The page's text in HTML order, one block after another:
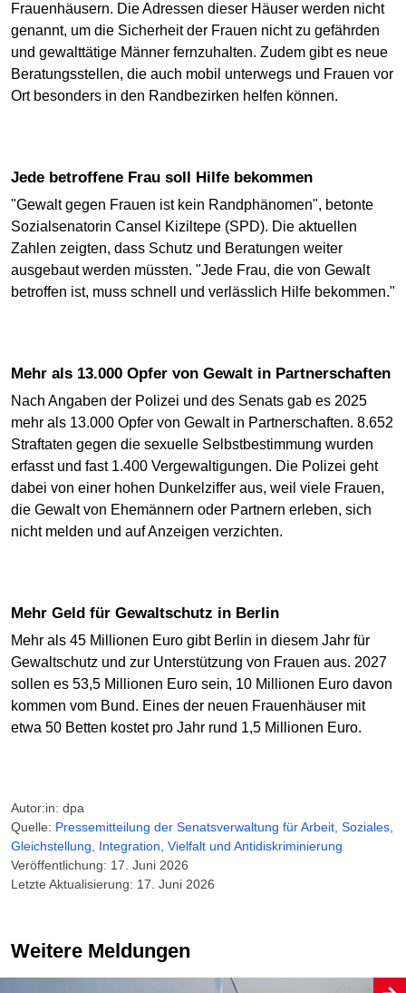
Frauenhäusern. Die Adressen dieser Häuser werden nicht
genannt, um die Sicherheit der Frauen nicht zu gefährden
und gewalttätige Männer fernzuhalten. Zudem gibt es neue
Beratungsstellen, die auch mobil unterwegs und Frauen vor
Ort besonders in den Randbezirken helfen können.
Jede betroffene Frau soll Hilfe bekommen
"Gewalt gegen Frauen ist kein Randphänomen", betonte
Sozialsenatorin Cansel Kiziltepe (SPD). Die aktuellen
Zahlen zeigten, dass Schutz und Beratungen weiter
ausgebaut werden müssten. "Jede Frau, die von Gewalt
betroffen ist, muss schnell und verlässlich Hilfe bekommen."
Mehr als 13.000 Opfer von Gewalt in Partnerschaften
Nach Angaben der Polizei und des Senats gab es 2025
mehr als 13.000 Opfer von Gewalt in Partnerschaften. 8.652
Straftaten gegen die sexuelle Selbstbestimmung wurden
erfasst und fast 1.400 Vergewaltigungen. Die Polizei geht
dabei von einer hohen Dunkelziffer aus, weil viele Frauen,
die Gewalt von Ehemännern oder Partnern erleben, sich
nicht melden und auf Anzeigen verzichten.
Mehr Geld für Gewaltschutz in Berlin
Mehr als 45 Millionen Euro gibt Berlin in diesem Jahr für
Gewaltschutz und zur Unterstützung von Frauen aus. 2027
sollen es 53,5 Millionen Euro sein, 10 Millionen Euro davon
kommen vom Bund. Eines der neuen Frauenhäuser mit
etwa 50 Betten kostet pro Jahr rund 1,5 Millionen Euro.
Autor:in: dpa
Quelle: Pressemitteilung der Senatsverwaltung für Arbeit, Soziales,
Gleichstellung, Integration, Vielfalt und Antidiskriminierung
Veröffentlichung: 17. Juni 2026
Letzte Aktualisierung: 17. Juni 2026
Weitere Meldungen